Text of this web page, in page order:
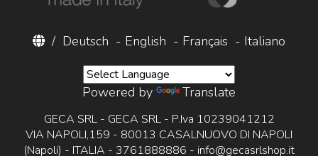
/ Deutsch - English - Français - Italiano
Powered by Translate
GECA SRL - GECA SRL - P.Iva 10239041212
VIA NAPOLI,159 - 80013 CASALNUOVO DI NAPOLI
(Napoli) - ITALIA - 3761888886 - info@gecasrlshop.it